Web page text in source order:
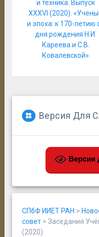
Рижинашвили А.
записям
и техника. Выпуск
XXXVI (2020).
и эпоха: к 170-летию
дня рождения Н.И.
Кареева и С.В.
Ковалевской»
Версия Для
Версия
СПбФ ИИЕТ РАН >
совет> Заседания
(2020)